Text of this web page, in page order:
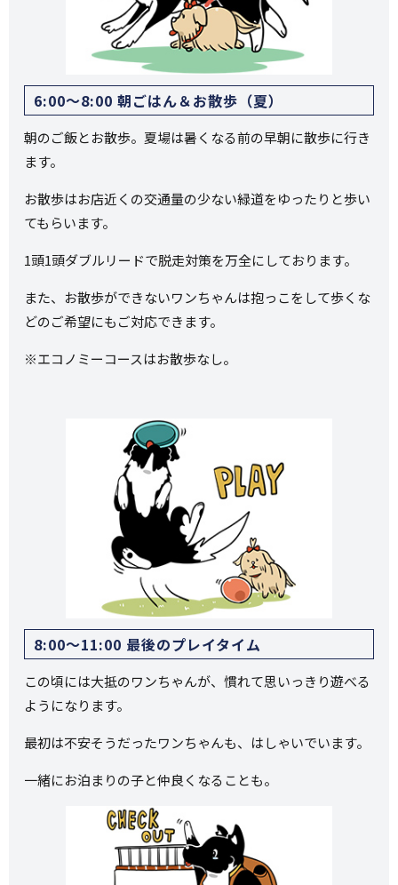
6:00〜8:00 朝ごはん＆お散歩（夏）
朝のご飯とお散歩。夏場は暑くなる前の早朝に散歩に行き
ます。
お散歩はお店近くの交通量の少ない緑道をゆったりと歩い
てもらいます。
1頭1頭ダブルリードで脱走対策を万全にしております。
また、お散歩ができないワンちゃんは抱っこをして歩くな
どのご希望にもご対応できます。
※エコノミーコースはお散歩なし。
8:00～11:00 最後のプレイタイム
この頃には大抵のワンちゃんが、慣れて思いっきり遊べる
ようになります。
最初は不安そうだったワンちゃんも、はしゃいでいます。
一緒にお泊まりの子と仲良くなることも。